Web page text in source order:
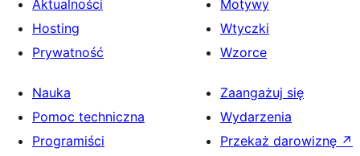
Aktualności
Hosting
Prywatność
Motywy
Wtyczki
Wzorce
Nauka
Pomoc techniczna
Programiści
Zaangażuj się
Wydarzenia
Przekaż darowiznę ↗